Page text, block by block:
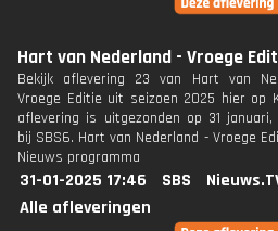
Hart van Nederland - Vroege
Bekijk aflevering 23 van Hart van
Vroege Editie uit seizoen 2025 hier op
aflevering is uitgezonden op 31 januari,
bij SBS6. Hart van Nederland - Vroege
Nieuws programma
31-01-2025 17:46 SBS
Alle afleveringen